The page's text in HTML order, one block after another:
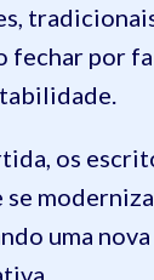
fechar por
os
se
uma